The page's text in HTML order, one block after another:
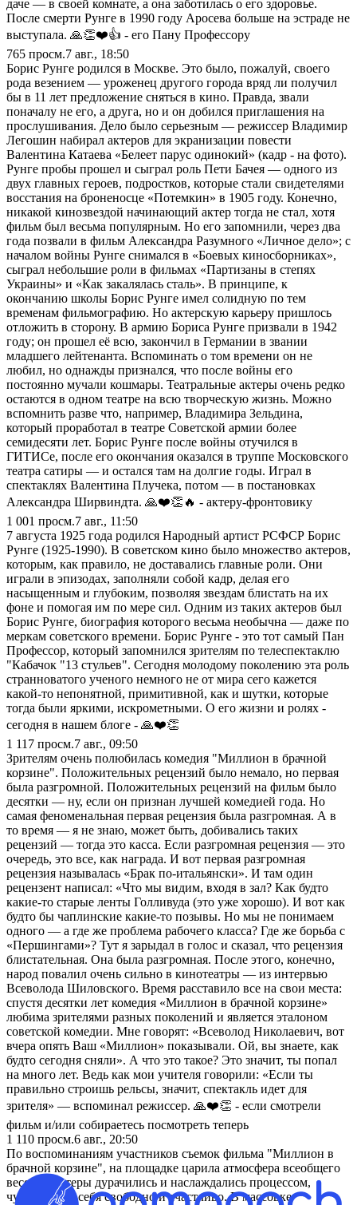
даче — в своей комнате, а она заботилась о его здоровье.
После смерти Рунге в 1990 году Аросева больше на эстраде не
выступала. 🙏👏❤️👍 - его Пану Профессору
765 просм.7 авг., 18:50
Борис Рунге родился в Москве. Это было, пожалуй, своего
рода везением — уроженец другого города вряд ли получил
бы в 11 лет предложение сняться в кино. Правда, звали
поначалу не его, а друга, но и он добился приглашения на
прослушивания. Дело было серьезным — режиссер Владимир
Легошин набирал актеров для экранизации повести
Валентина Катаева «Белеет парус одинокий» (кадр - на фото).
Рунге пробы прошел и сыграл роль Пети Бачея — одного из
двух главных героев, подростков, которые стали свидетелями
восстания на броненосце «Потемкин» в 1905 году. Конечно,
никакой кинозвездой начинающий актер тогда не стал, хотя
фильм был весьма популярным. Но его запомнили, через два
года позвали в фильм Александра Разумного «Личное дело»; с
началом войны Рунге снимался в «Боевых киносборниках»,
сыграл небольшие роли в фильмах «Партизаны в степях
Украины» и «Как закалялась сталь». В принципе, к
окончанию школы Борис Рунге имел солидную по тем
временам фильмографию. Но актерскую карьеру пришлось
отложить в сторону. В армию Бориса Рунге призвали в 1942
году; он прошел её всю, закончил в Германии в звании
младшего лейтенанта. Вспоминать о том времени он не
любил, но однажды признался, что после войны его
постоянно мучали кошмары. Театральные актеры очень редко
остаются в одном театре на всю творческую жизнь. Можно
вспомнить разве что, например, Владимира Зельдина,
который проработал в театре Советской армии более
семидесяти лет. Борис Рунге после войны отучился в
ГИТИСе, после его окончания оказался в труппе Московского
театра сатиры — и остался там на долгие годы. Играл в
спектаклях Валентина Плучека, потом — в постановках
Александра Ширвиндта. 🙏❤️👏🔥 - актеру-фронтовику
1 001 просм.7 авг., 11:50
7 августа 1925 года родился Народный артист РСФСР Борис
Рунге (1925-1990). В советском кино было множество актеров,
которым, как правило, не доставались главные роли. Они
играли в эпизодах, заполняли собой кадр, делая его
насыщенным и глубоким, позволяя звездам блистать на их
фоне и помогая им по мере сил. Одним из таких актеров был
Борис Рунге, биография которого весьма необычна — даже по
меркам советского времени. Борис Рунге - это тот самый Пан
Профессор, который запомнился зрителям по телеспектаклю
"Кабачок "13 стульев". Сегодня молодому поколению эта роль
странноватого ученого немного не от мира сего кажется
какой-то непонятной, примитивной, как и шутки, которые
тогда были яркими, искрометными. О его жизни и ролях -
сегодня в нашем блоге - 🙏❤️👏
1 117 просм.7 авг., 09:50
Зрителям очень полюбилась комедия "Миллион в брачной
корзине". Положительных рецензий было немало, но первая
была разгромной. Положительных рецензий на фильм было
десятки — ну, если он признан лучшей комедией года. Но
самая феноменальная первая рецензия была разгромная. А в
то время — я не знаю, может быть, добивались таких
рецензий — тогда это касса. Если разгромная рецензия — это
очередь, это все, как награда. И вот первая разгромная
рецензия называлась «Брак по-итальянски». И там один
рецензент написал: «Что мы видим, входя в зал? Как будто
какие-то старые ленты Голливуда (это уже хорошо). И вот как
будто бы чаплинские какие-то позывы. Но мы не понимаем
одного — а где же проблема рабочего класса? Где же борьба с
«Першингами»? Тут я зарыдал в голос и сказал, что рецензия
блистательная. Она была разгромная. После этого, конечно,
народ повалил очень сильно в кинотеатры — из интервью
Всеволода Шиловского. Время расставило все на свои места:
спустя десятки лет комедия «Миллион в брачной корзине»
любима зрителями разных поколений и является эталоном
советской комедии. Мне говорят: «Всеволод Николаевич, вот
вчера опять Ваш «Миллион» показывали. Ой, вы знаете, как
будто сегодня сняли». А что это такое? Это значит, ты попал
на много лет. Ведь как мои учителя говорили: «Если ты
правильно строишь рельсы, значит, спектакль идет для
зрителя» — вспоминал режиссер. 🙏❤️👏 - если смотрели
фильм и/или собираетесь посмотреть теперь
1 110 просм.6 авг., 20:50
По воспоминаниям участников съемок фильма "Миллион в
брачной корзине", на площадке царила атмосфера всеобщего
веселья: актеры дурачились и наслаждались процессом,
чувствовали себя свободно и счастливо. В массовке